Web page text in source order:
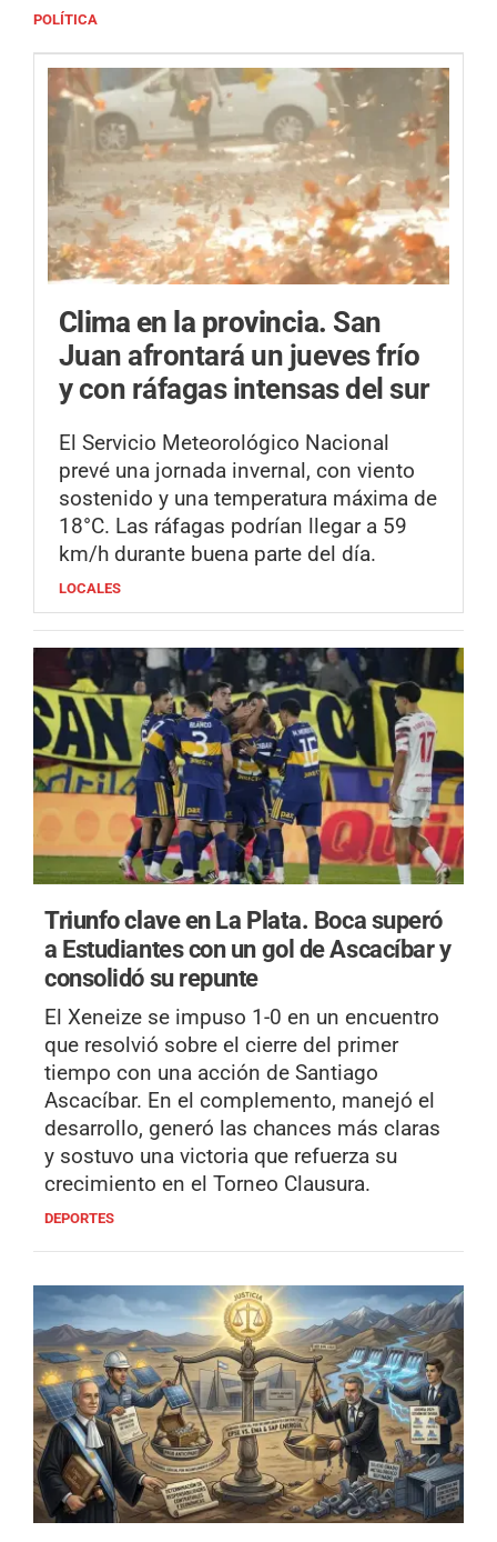
POLÍTICA
Clima en la provincia. San
Juan afrontará un jueves frío
y con ráfagas intensas del sur
El Servicio Meteorológico Nacional
prevé una jornada invernal, con viento
sostenido y una temperatura máxima de
18°C. Las ráfagas podrían llegar a 59
km/h durante buena parte del día.
LOCALES
Triunfo clave en La Plata. Boca superó
a Estudiantes con un gol de Ascacíbar y
consolidó su repunte
El Xeneize se impuso 1-0 en un encuentro
que resolvió sobre el cierre del primer
tiempo con una acción de Santiago
Ascacíbar. En el complemento, manejó el
desarrollo, generó las chances más claras
y sostuvo una victoria que refuerza su
crecimiento en el Torneo Clausura.
DEPORTES